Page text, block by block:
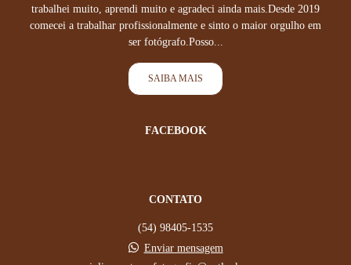
trabalhei muito, aprendi muito e agradeci ainda mais.Desde 2019
comecei a trabalhar profissionalmente e sinto o maior orgulho em
ser fotógrafo.Posso...
SAIBA MAIS
FACEBOOK
CONTATO
(54) 98405-1535
Enviar mensagem